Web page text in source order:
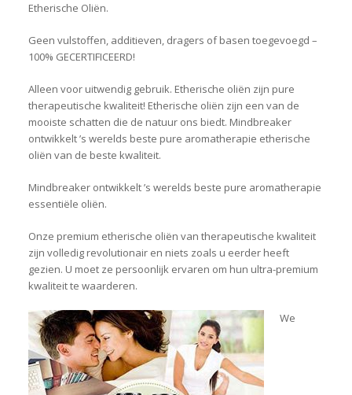
Etherische Oliën.
Geen vulstoffen, additieven, dragers of basen toegevoegd –
100% GECERTIFICEERD!
Alleen voor uitwendig gebruik. Etherische oliën zijn pure
therapeutische kwaliteit! Etherische oliën zijn een van de
mooiste schatten die de natuur ons biedt. Mindbreaker
ontwikkelt ’s werelds beste pure aromatherapie etherische
oliën van de beste kwaliteit.
Mindbreaker ontwikkelt ’s werelds beste pure aromatherapie
essentiële oliën.
Onze premium etherische oliën van therapeutische kwaliteit
zijn volledig revolutionair en niets zoals u eerder heeft
gezien. U moet ze persoonlijk ervaren om hun ultra-premium
kwaliteit te waarderen.
We